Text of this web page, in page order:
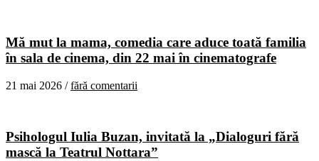
Mă mut la mama, comedia care aduce toată familia
în sala de cinema, din 22 mai în cinematografe
21 mai 2026 /fără comentarii
Psihologul Iulia Buzan, invitată la „Dialoguri fără
mască la Teatrul Nottara”